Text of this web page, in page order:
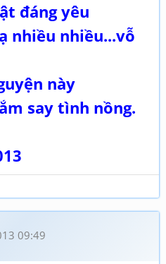
đáng yêu
nhiều nhiều...vỗ
này
say tình nồng.
09:49